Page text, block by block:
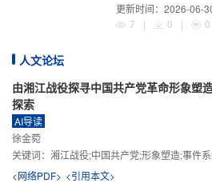
更新时间： 2026-06-
7
| 0 | 0
人文论坛
由湘江战役探寻中国共产党革命形象
探索
AI导读
徐金菀
关键词： 湘江战役;中国共产党;形象塑造;事件
<网络PDF> <引用本文>